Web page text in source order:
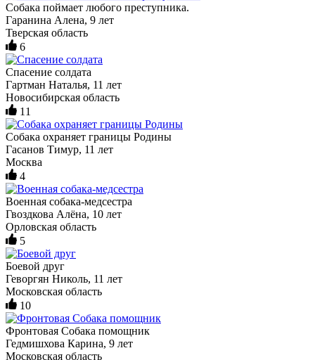
Собака поймает любого преступника.
Гаранина Алена, 9 лет
Тверская область
6
Спасение солдата
Гартман Наталья, 11 лет
Новосибирская область
11
Собака охраняет границы Родины
Гасанов Тимур, 11 лет
Москва
4
Военная собака-медсестра
Гвоздкова Алёна, 10 лет
Орловская область
5
Боевой друг
Геворгян Николь, 11 лет
Московская область
10
Фронтовая Собака помощник
Гедмишхова Карина, 9 лет
Московская область